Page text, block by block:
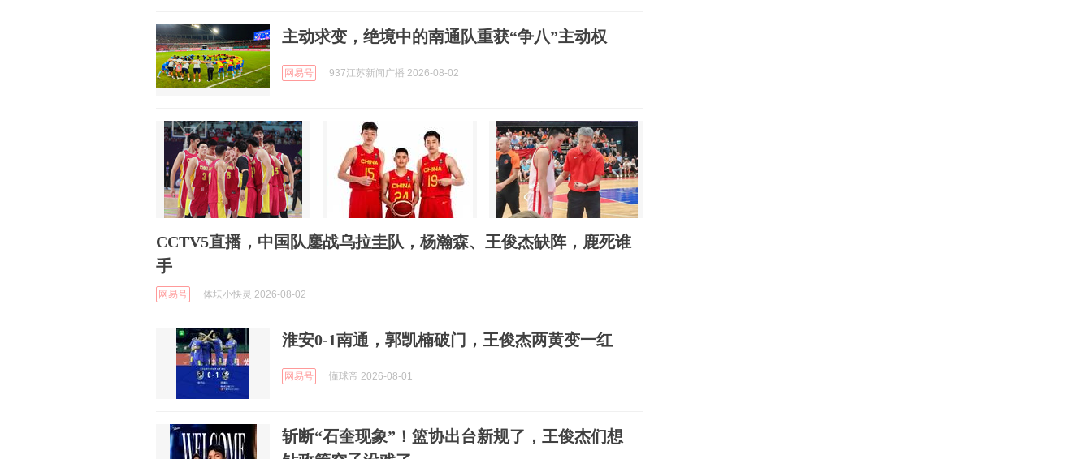
主动求变，绝境中的南通队重获“争八”主动权
网易号 937江苏新闻广播 2026-08-02
CCTV5直播，中国队鏖战乌拉圭队，杨瀚森、王俊杰缺阵，鹿死谁
手
网易号 体坛小快灵 2026-08-02
淮安0-1南通，郭凯楠破门，王俊杰两黄变一红
网易号 懂球帝 2026-08-01
斩断“石奎现象”！篮协出台新规了，王俊杰们想